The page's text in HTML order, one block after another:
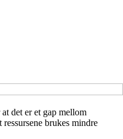
det er et gap mellom
brukes mindre